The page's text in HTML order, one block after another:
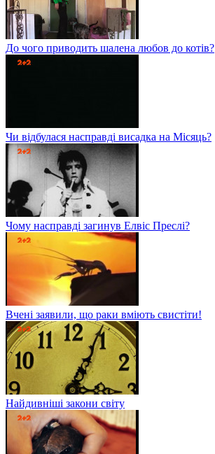
До чого приводить шалена любов до котів?
Чи відбулася насправді висадка на Місяць?
Чому насправді загинув Елвіс Преслі?
Вчені заявили, що раки вміють свистіти!
Найдивніші закони світу